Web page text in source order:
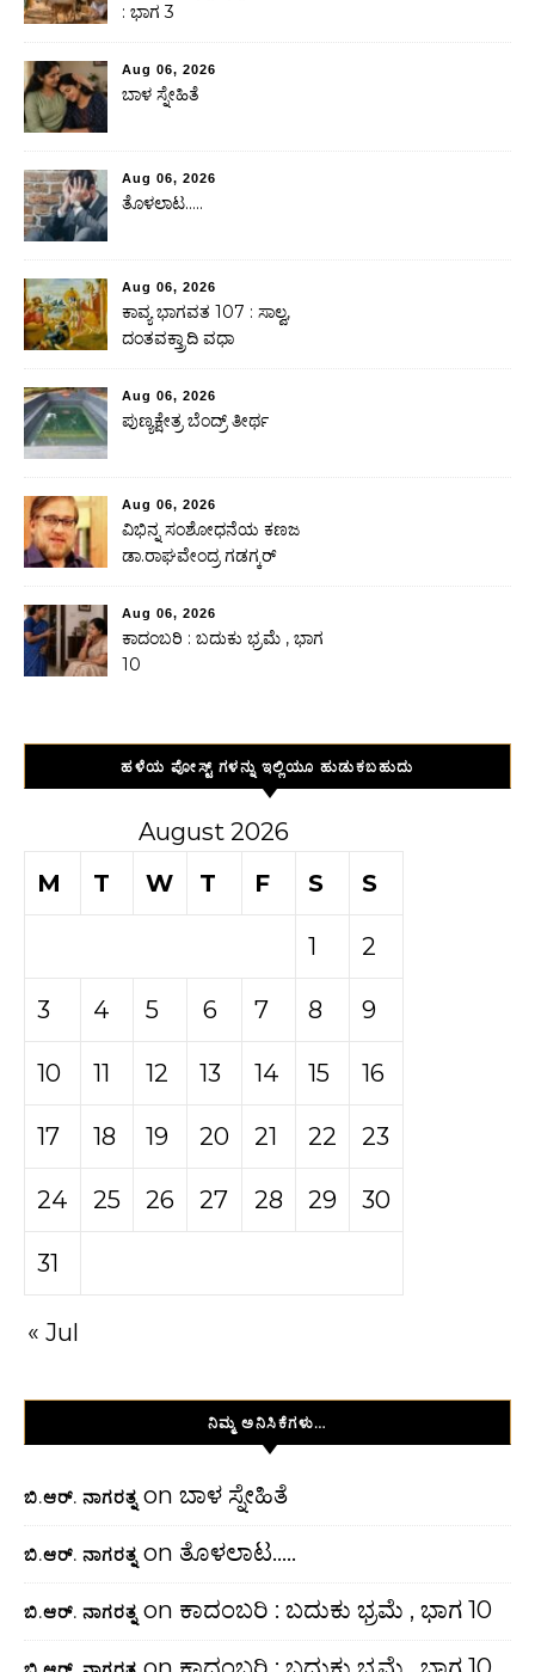
: ಭಾಗ 3
Aug 06, 2026
ಬಾಳ ಸ್ನೇಹಿತೆ
Aug 06, 2026
ತೊಳಲಾಟ…..
Aug 06, 2026
ಕಾವ್ಯ ಭಾಗವತ 107 : ಸಾಲ್ವ,
ದಂತವಕ್ತ್ರಾದಿ ವಧಾ
Aug 06, 2026
ಪುಣ್ಯಕ್ಷೇತ್ರ ಬೆಂದ್ರ್ ತೀರ್ಥ
Aug 06, 2026
ವಿಭಿನ್ನ ಸಂಶೋಧನೆಯ ಕಣಜ
ಡಾ.ರಾಘವೇಂದ್ರ ಗಡಗ್ಕರ್
Aug 06, 2026
ಕಾದಂಬರಿ : ಬದುಕು ಭ್ರಮೆ , ಭಾಗ
10
ಹಳೆಯ ಪೋಸ್ಟ್ ಗಳನ್ನು ಇಲ್ಲಿಯೂ ಹುಡುಕಬಹುದು
August 2026
M
T W T F S S
1 2
3 4 5 6 7 8 9
10 11 12 13 14 15 16
17 18 19 20 21 22 23
24 25 26 27 28 29 30
31
« Jul
ನಿಮ್ಮ ಅನಿಸಿಕೆಗಳು…
ಬಿ.ಆರ್. ನಾಗರತ್ನ on ಬಾಳ ಸ್ನೇಹಿತೆ
ಬಿ.ಆರ್. ನಾಗರತ್ನ on ತೊಳಲಾಟ…..
ಬಿ.ಆರ್. ನಾಗರತ್ನ on ಕಾದಂಬರಿ : ಬದುಕು ಭ್ರಮೆ , ಭಾಗ 10